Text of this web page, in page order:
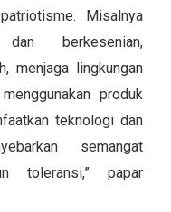
Misalnya
berkesenian,
menjaga lingkungan
produk
teknologi dan
semangat
toleransi,” papar